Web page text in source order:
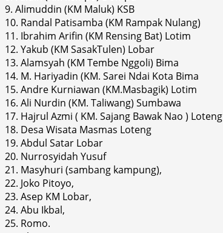
9. Alimuddin (KM Maluk) KSB
10. Randal Patisamba (KM Rampak Nulang)
11. Ibrahim Arifin (KM Rensing Bat) Lotim
12. Yakub (KM SasakTulen) Lobar
13. Alamsyah (KM Tembe Nggoli) Bima
14. M. Hariyadin (KM. Sarei Ndai Kota Bima
15. Andre Kurniawan (KM.Masbagik) Lotim
16. Ali Nurdin (KM. Taliwang) Sumbawa
17. Hajrul Azmi ( KM. Sajang Bawak Nao ) Loteng
18. Desa Wisata Masmas Loteng
19. Abdul Satar Lobar
20. Nurrosyidah Yusuf
21. Masyhuri (sambang kampung),
22. Joko Pitoyo,
23. Asep KM Lobar,
24. Abu Ikbal,
25. Romo.